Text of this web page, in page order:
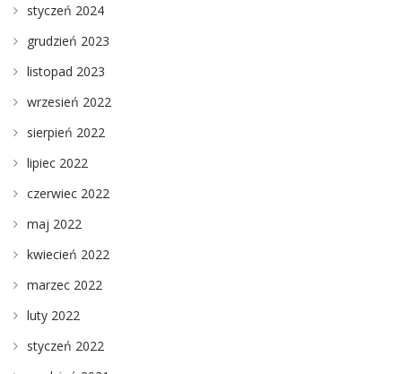
styczeń 2024
grudzień 2023
listopad 2023
wrzesień 2022
sierpień 2022
lipiec 2022
czerwiec 2022
maj 2022
kwiecień 2022
marzec 2022
luty 2022
styczeń 2022